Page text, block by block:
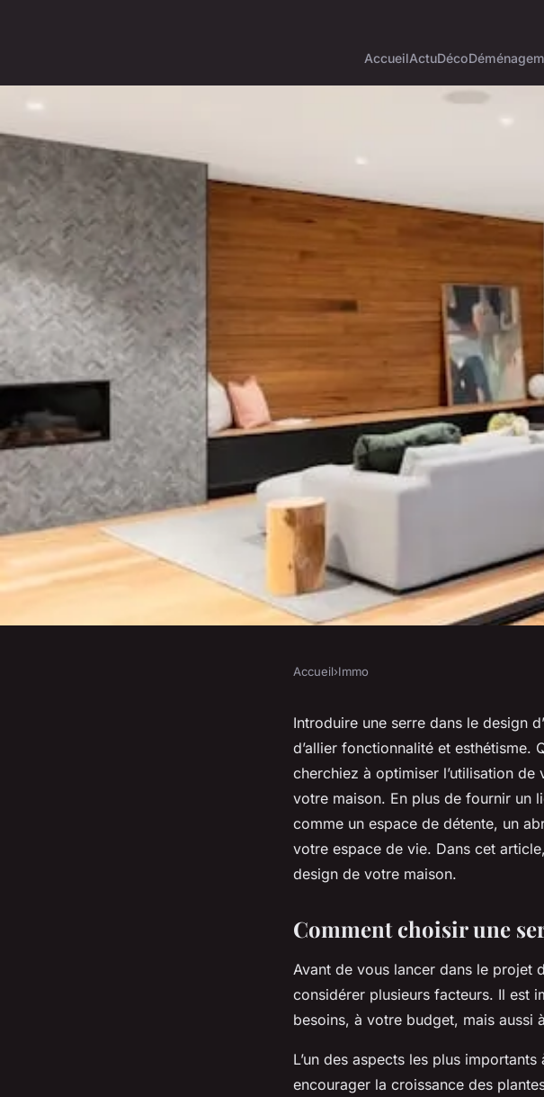
AccueilActuDéco
Comment intégrer une
design d'une maison
Accueil›Immo
Introduire une serre dans le design
d’allier fonctionnalité et esthétisme.
cherchiez à optimiser l’utilisation
votre maison. En plus de fournir un
comme un espace de détente, un
votre espace de vie. Dans cet
design de votre maison.
Comment choisir une
Avant de vous lancer dans le projet
considérer plusieurs facteurs. Il est
besoins, à votre budget, mais aussi
L’un des aspects les plus
encourager la croissance des